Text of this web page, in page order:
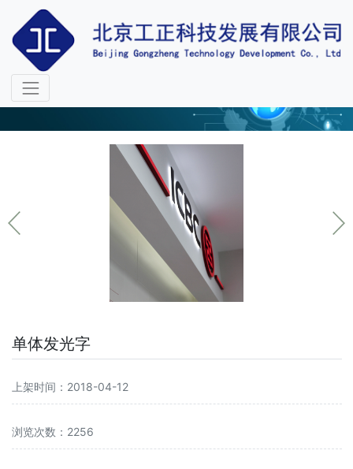
金融物防
二十四载专业历练、铸就工正精工品质
单体发光字
上架时间：2018-04-12
浏览次数：2256